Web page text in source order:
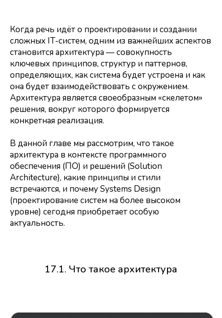
Когда речь идёт о проектировании и создании
сложных IT-систем, одним из важнейших аспектов
становится архитектура — совокупность
ключевых принципов, структур и паттернов,
определяющих, как система будет устроена и как
она будет взаимодействовать с окружением.
Архитектура является своеобразным «скелетом»
решения, вокруг которого формируется
конкретная реализация.
В данной главе мы рассмотрим, что такое
архитектура в контексте программного
обеспечения (ПО) и решений (Solution
Architecture), какие принципы и стили
встречаются, и почему Systems Design
(проектирование систем на более высоком
уровне) сегодня приобретает особую
актуальность.
17.1. Что такое архитектура